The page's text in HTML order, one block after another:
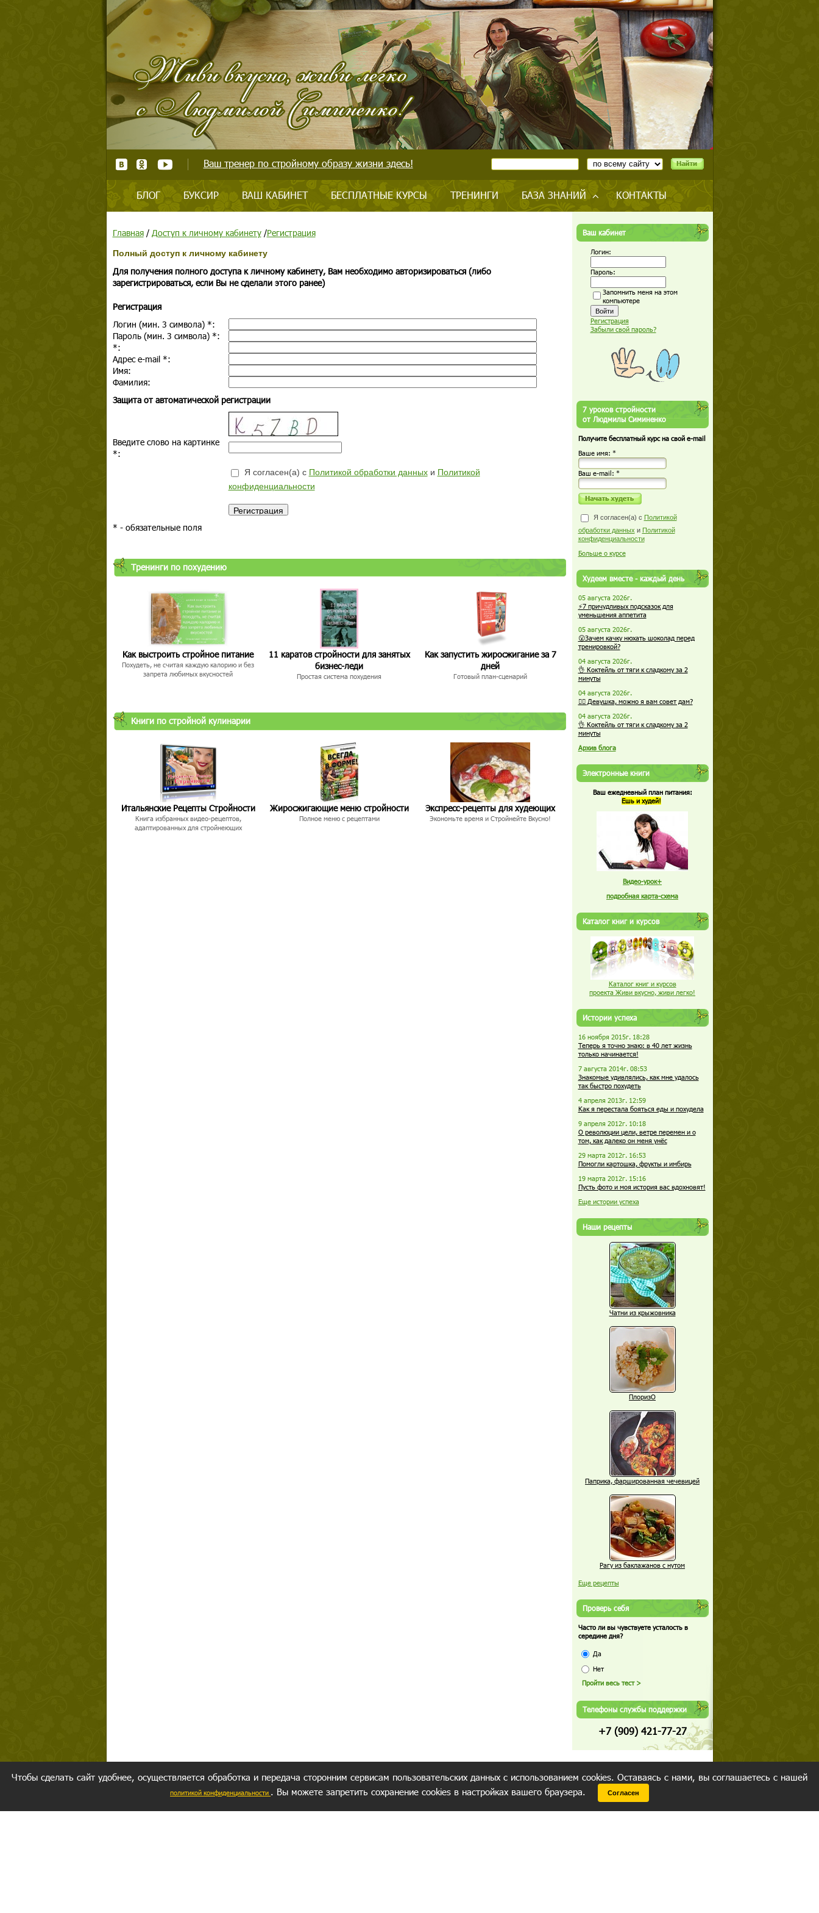
Ваш тренер по стройному образу жизни здесь!
БЛОГ БУКСИР ВАШ КАБИНЕТ БЕСПЛАТНЫЕ КУРСЫ ТРЕНИНГИ БАЗА ЗНАНИЙ КОНТАКТЫ
Главная/ Доступ к личному кабинету/Регистрация
Полный доступ к личному кабинету
Для получения полного доступа к личному кабинету, Вам необходимо авторизироваться (либо
зарегистрироваться, если Вы не сделали этого ранее)
Регистрация
Логин (мин. 3 символа) *:
Пароль (мин. 3 символа) *:
*:
Адрес e-mail *:
Имя:
Фамилия:
Защита от автоматической регистрации
Введите слово на картинке
*:
Я согласен(а) с Политикой обработки данныхи Политикой
конфиденциальности
* - обязательные поля
Тренинги по похудению
Как выстроить стройное питание
Похудеть, не считая каждую калорию и без
запрета любимых вкусностей
11 каратов стройности для занятых
бизнес-леди
Простая система похудения
Как запустить жиросжигание за 7
дней
Готовый план-сценарий
Книги по стройной кулинарии
Итальянские Рецепты Стройности
Книга избранных видео-рецептов,
адаптированных для стройнеющих
Жиросжигающие меню стройности
Полное меню с рецептами
Экспресс-рецепты для худеющих
Экономьте время и Стройнейте Вкусно!
Ваш кабинет
Логин:
Пароль:
Запомнить меня на этом
компьютере
Регистрация
Забыли свой пароль?
7 уроков стройности
от Людмилы Симиненко
Получите бесплатный курс на свой e-mail
Ваше имя: *
Ваш е-mail: *
Я согласен(а) с Политикой
обработки данных и Политикой
конфиденциальности
Больше о курсе
Худеем вместе - каждый день
05 августа 2026г.
⚡7 причудливых подсказок для
уменьшения аппетита
05 августа 2026г.
😮Зачем качку нюхать шоколад перед
тренировкой?
04 августа 2026г.
👌 Коктейль от тяги к сладкому за 2
минуты
04 августа 2026г.
🏋️‍♀️ Девушка, можно я вам совет дам?
04 августа 2026г.
👌 Коктейль от тяги к сладкому за 2
минуты
Архив блога
Электронные книги
Ваш ежедневный план питания:
Ешь и худей!
Видео-урок+
подробная карта-схема
Каталог книг и курсов
Каталог книг и курсов
проекта Живи вкусно, живи легко!
Истории успеха
16 ноября 2015г. 18:28
Теперь я точно знаю: в 40 лет жизнь
только начинается!
7 августа 2014г. 08:53
Знакомые удивлялись, как мне удалось
так быстро похудеть
4 апреля 2013г. 12:59
Как я перестала бояться еды и похудела
9 апреля 2012г. 10:18
О революции цели, ветре перемен и о
том, как далеко он меня унёс
29 марта 2012г. 16:53
Помогли картошка, фрукты и имбирь
19 марта 2012г. 15:16
Пусть фото и моя история вас вдохновят!
Еще истории успеха
Наши рецепты
Чатни из крыжовника
ПлоризО
Паприка, фаршированная чечевицей
Рагу из баклажанов с нутом
Еще рецепты
Проверь себя
Часто ли вы чувствуете усталость в
середине дня?
Да
Нет
Телефоны службы поддержки
+7 (909) 421-77-27
Чтобы сделать сайт удобнее, осуществляется обработка и передача сторонним сервисам пользовательских данных с использованием cookies. Оставаясь с нами, вы соглашаетесь с нашей
политикой конфиденциальности . Вы можете запретить сохранение cookies в настройках вашего браузера. Согласен